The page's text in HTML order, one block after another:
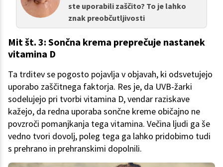
ste uporabili zaščito? To je lahko
znak preobčutljivosti
Mit št. 3: Sončna krema preprečuje nastanek
vitamina D
Ta trditev se pogosto pojavlja v objavah, ki odsvetujejo
uporabo zaščitnega faktorja. Res je, da UVB-žarki
sodelujejo pri tvorbi vitamina D, vendar raziskave
kažejo, da redna uporaba sončne kreme običajno ne
povzroči pomanjkanja tega vitamina. Večina ljudi ga še
vedno tvori dovolj, poleg tega ga lahko pridobimo tudi
s prehrano in prehranskimi dopolnili.